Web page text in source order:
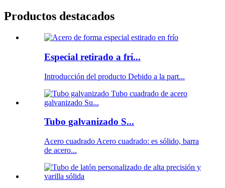
Productos destacados
Especial retirado a frí...
Introducción del producto Debido a la part...
Tubo galvanizado S...
Acero cuadrado Acero cuadrado: es sólido, barra
de acero...